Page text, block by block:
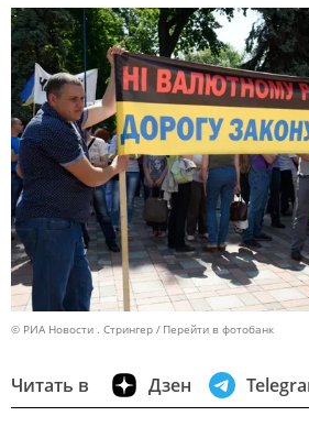
© РИА Новости . Стрингер Перейти в фотобанк
Читать в Дзен